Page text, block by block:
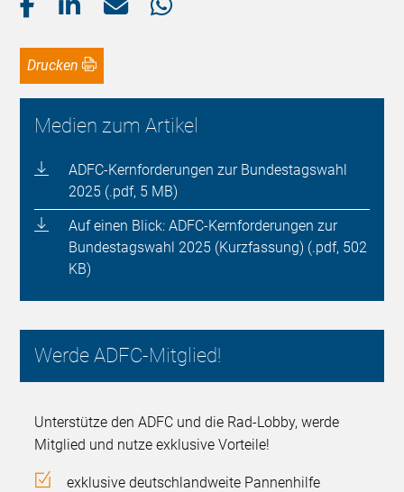
Drucken
Medien zum Artikel
ADFC-Kernforderungen zur Bundestagswahl
2025 (.pdf, 5 MB)
Auf einen Blick: ADFC-Kernforderungen zur
Bundestagswahl 2025 (Kurzfassung) (.pdf, 502
KB)
Werde ADFC-Mitglied!
Unterstütze den ADFC und die Rad-Lobby, werde
Mitglied und nutze exklusive Vorteile!
exklusive deutschlandweite Pannenhilfe